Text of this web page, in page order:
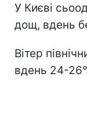
У Києві
дощ, вдень
Вітер
вдень 24-